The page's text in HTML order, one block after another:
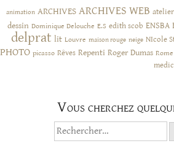
animation ARCHIVES ARCHIVES WEB atelier
dessin Dominique Delouche E.S edith scob ENSBA
delprat lit Louvre maison rouge neige NIcole
PHOTO picasso Rêves Repenti Roger Dumas Rome
Vous cherchez
Rechercher :